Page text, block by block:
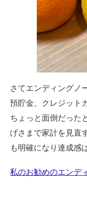
さてエンディングノ
預貯金、クレジット
ちょっと面倒だった
げさまで家計を見直
も明確になり達成感
私のお勧めのエンデ